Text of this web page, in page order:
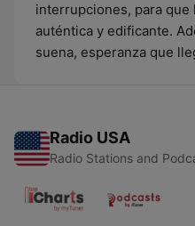
interrupciones, para que
auténtica y edificante.
suena, esperanza que
Radio USA
Radio Stations and